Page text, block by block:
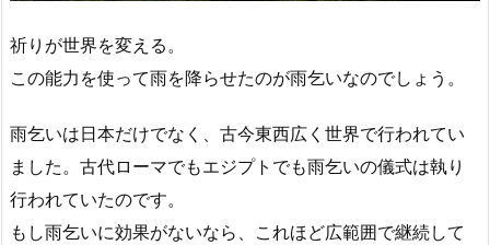
祈りが世界を変える。
この能力を使って雨を降らせたのが雨乞いなのでしょう。
雨乞いは日本だけでなく、古今東西広く世界で行われてい
ました。古代ローマでもエジプトでも雨乞いの儀式は執り
行われていたのです。
もし雨乞いに効果がないなら、これほど広範囲で継続して